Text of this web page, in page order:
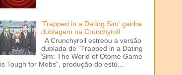
'Trapped in a Dating Sim' ganha
dublagem na Crunchyroll
A Crunchyroll estreou a versão
dublada de "Trapped in a Dating
Sim: The World of Otome Game
is Tough for Mobs", produção do estú...